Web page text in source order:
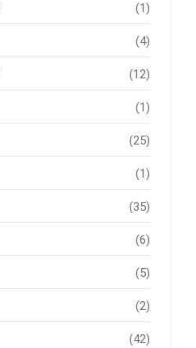
(1)
(4)
(12)
(1)
(25)
(1)
(35)
(6)
(5)
(2)
(42)